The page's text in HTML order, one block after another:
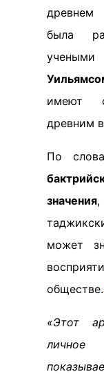
древнем
была
имеют
древним
По
значения,
может
«Этот